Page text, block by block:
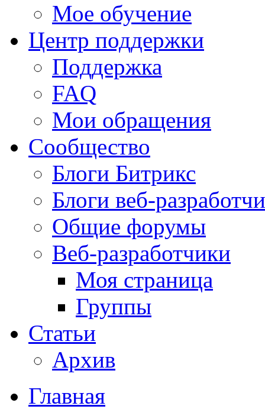
Мое обучение
Центр поддержки
Поддержка
FAQ
Мои обращения
Сообщество
Блоги Битрикс
Блоги веб-
Общие форумы
Веб-разработчики
Моя страница
Группы
Статьи
Архив
Главная